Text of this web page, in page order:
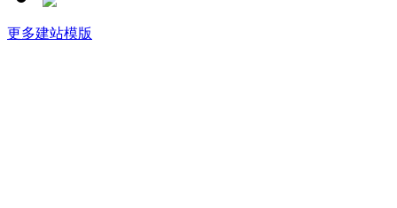
更多建站模版